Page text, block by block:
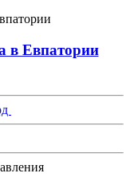
в Евпатории